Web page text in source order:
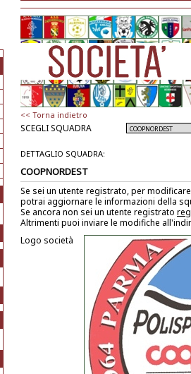
<< Torna indietro
SCEGLI SQUADRA
DETTAGLIO SQUADRA:
COOPNORDEST
Se sei un utente registrato, per
potrai aggiornare le informazioni della
Se ancora non sei un utente registrato
Altrimenti puoi inviare le modifiche
Logo società